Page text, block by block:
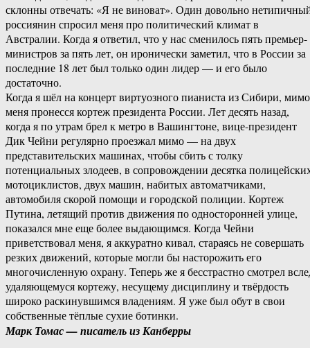
склонны отвечать: «Я не виноват». Один довольно
россиянин спросил меня про политический климат в
Австралии. Когда я ответил, что у нас сменилось пять премьер-
министров за пять лет, он иронически заметил, что в России за
последние 18 лет был только один лидер — и его было
достаточно.
Когда я шёл на концерт виртуозного пианиста из Сибири, мимо
меня пронесся кортеж президента России. Лет десять назад,
когда я по утрам брел к метро в Вашингтоне, вице-президент
Дик Чейни регулярно проезжал мимо — на двух
представительских машинах, чтобы сбить с толку
потенциальных злодеев, в сопровождении десятка
мотоциклистов, двух машин, набитых автоматчиками,
автомобиля скорой помощи и городской полиции. Кортеж
Путина, летящий против движения по односторонней улице,
показался мне еще более выдающимся. Когда Чейни
приветствовал меня, я аккуратно кивал, стараясь не совершать
резких движений, которые могли бы насторожить его
многочисленную охрану. Теперь же я бесстрастно смотрел
удаляющемуся кортежу, несущему дисциплину и твёрдость
широко раскинувшимся владениям. Я уже был обут в свои
собственные тёплые сухие ботинки.
Марк Томас — писатель из Канберры